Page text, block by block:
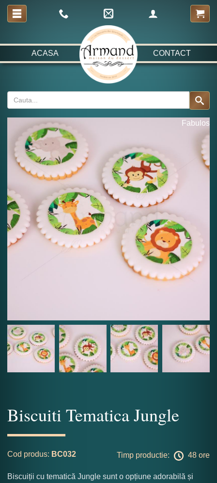
ACASA CONTACT
Fabulos
Biscuiti Tematica Jungle
Cod produs: BC032 Timp productie: 48 ore
Biscuiții cu tematică Jungle sunt o opțiune adorabilă și